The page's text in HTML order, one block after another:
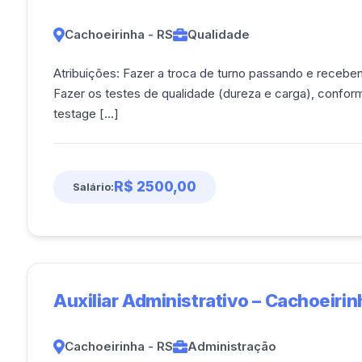
Cachoeirinha - RS Qualidade
Atribuições: Fazer a troca de turno passando e
Fazer os testes de qualidade (dureza e carga),
testage [...]
Salário:R$ 2500,00
Auxiliar Administrativo –
Cachoeirinha - RS Administração